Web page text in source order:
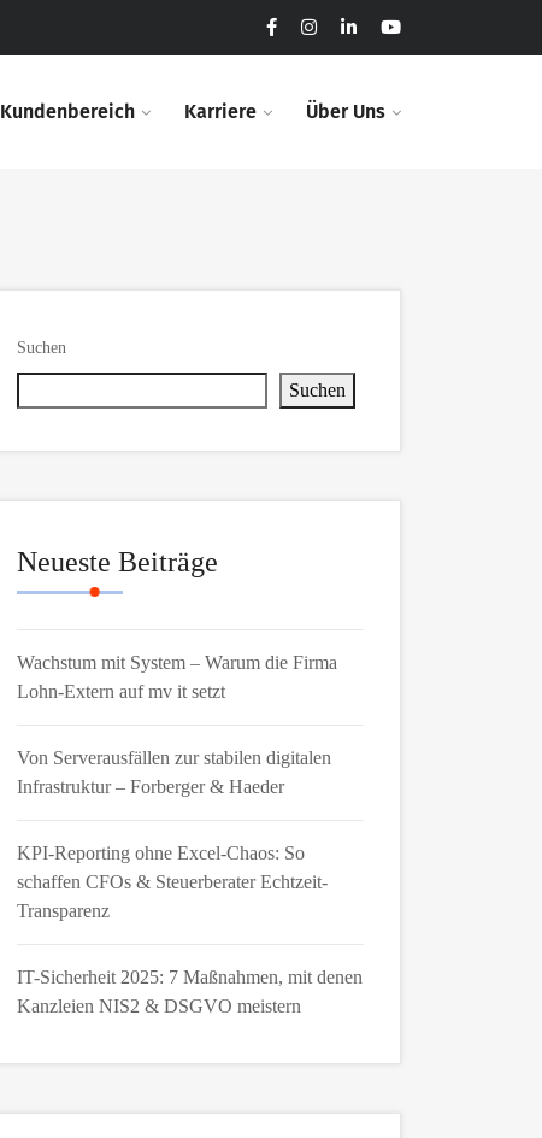
Kundenbereich​ Karriere​ Über Uns
Suchen
Suchen
Neueste Beiträge
Wachstum mit System – Warum die Firma
Lohn-Extern auf mv it setzt
Von Serverausfällen zur stabilen digitalen
Infrastruktur – Forberger & Haeder
KPI-Reporting ohne Excel-Chaos: So
schaffen CFOs & Steuerberater Echtzeit-
Transparenz
IT-Sicherheit 2025: 7 Maßnahmen, mit denen
Kanzleien NIS2 & DSGVO meistern